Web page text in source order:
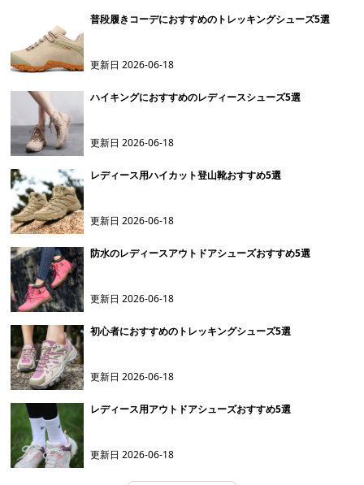
普段履きコーデにおすすめのトレッキングシューズ5選
更新日2026-06-18
ハイキングにおすすめのレディースシューズ5選
更新日2026-06-18
レディース用ハイカット登山靴おすすめ5選
更新日2026-06-18
防水のレディースアウトドアシューズおすすめ5選
更新日2026-06-18
初心者におすすめのトレッキングシューズ5選
更新日2026-06-18
レディース用アウトドアシューズおすすめ5選
更新日2026-06-18